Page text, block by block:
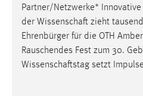
Partner/Netzwerke*
der Wissenschaft zieht
Ehrenbürger für die OTH
Rauschendes Fest zum 30.
Wissenschaftstag setzt